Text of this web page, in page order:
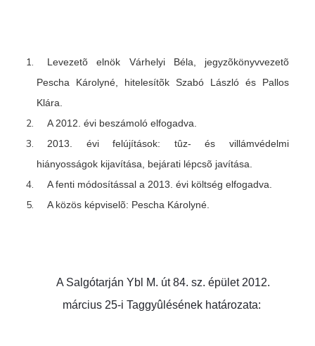
Levezetõ elnök Várhelyi Béla, jegyzõkönyvvezetõ
Pescha Károlyné, hitelesítõk Szabó László és Pallos
Klára.
A 2012. évi beszámoló elfogadva.
2013. évi felújítások: tûz- és villámvédelmi
hiányosságok kijavítása, bejárati lépcsõ javítása.
A fenti módosítással a 2013. évi költség elfogadva.
A közös képviselõ: Pescha Károlyné.
A Salgótarján Ybl M. út 84. sz. épület 2012.
március 25-i Taggyûlésének határozata: